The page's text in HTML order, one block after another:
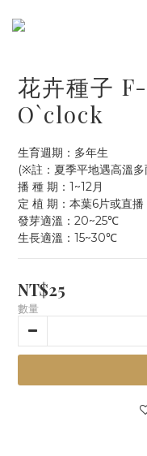
花卉種子
O`clock
生育週期：多年生
(※註：夏季平地遇高溫
播 種 期：1~12月
定 植 期：本葉6片或直播
發芽適溫：20~25℃
生長適溫：15~30℃
NT$25
數量